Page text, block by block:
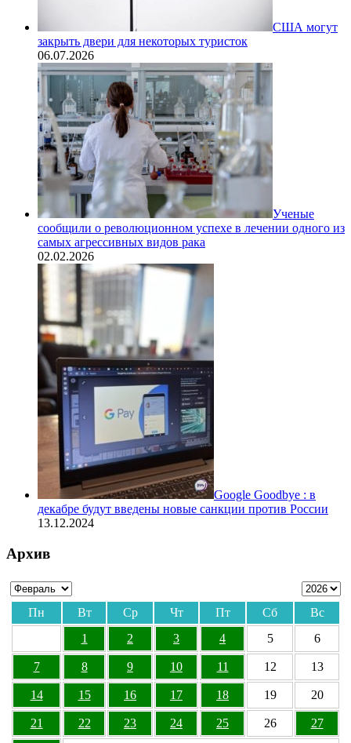
США могут
закрыть двери для некоторых туристок
06.07.2026
Ученые
сообщили о революционном успехе в лечении одного из
самых агрессивных видов рака
02.02.2026
Google Goodbye : в
декабре будут введены новые санкции против России
13.12.2024
Архив
Пн Вт Ср Чт Пт Сб
Вс
1
2 3 4 5 6
7 8 9 10 11 12 13
14 15 16 17 18 19 20
21 22 23 24 25 26 27